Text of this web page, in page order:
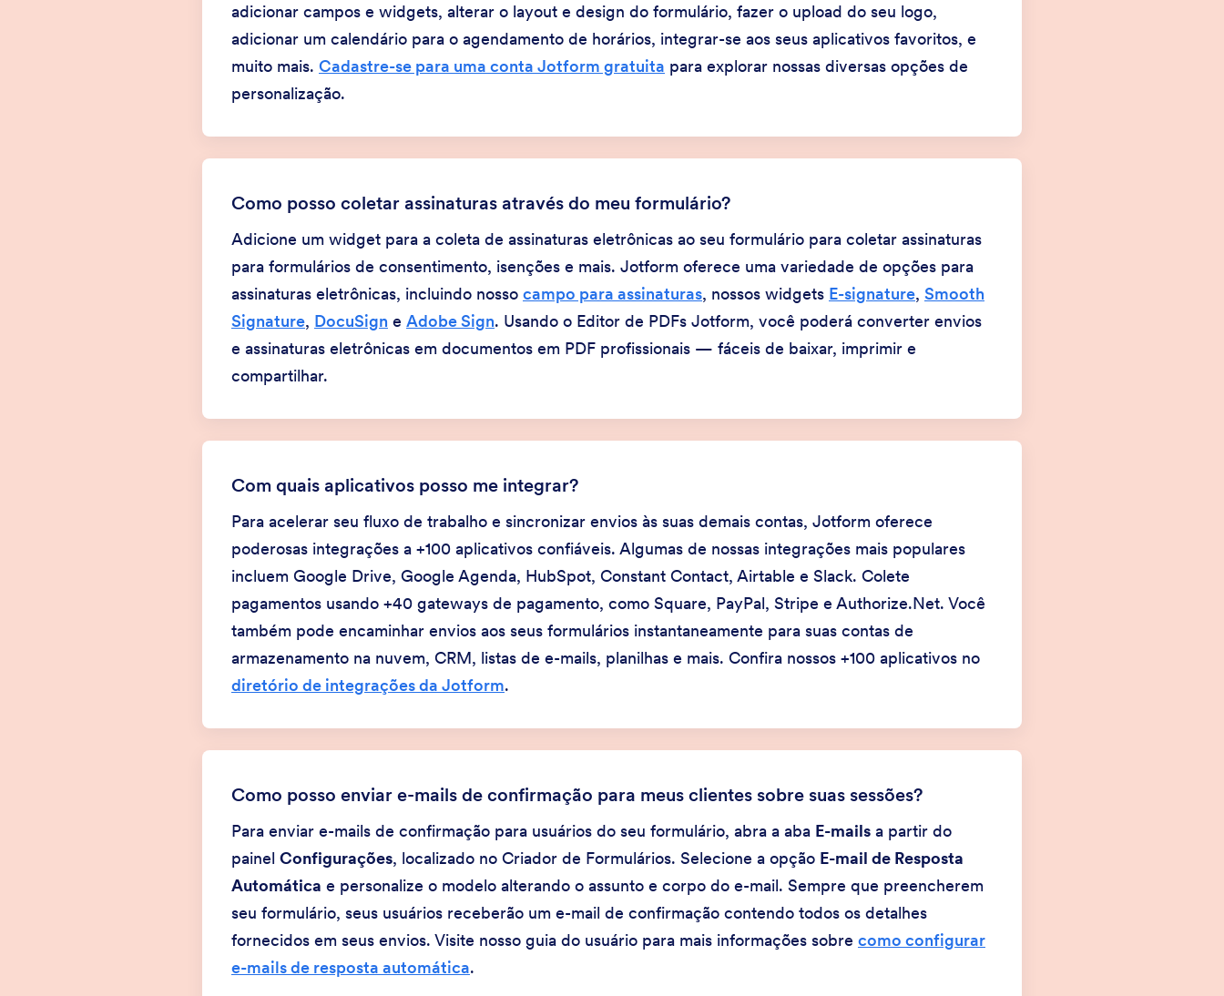
adicionar campos e widgets, alterar o layout e design do formulário, fazer o upload do seu logo,
adicionar um calendário para o agendamento de horários, integrar-se aos seus aplicativos favoritos, e
muito mais. Cadastre-se para uma conta Jotform gratuita para explorar nossas diversas opções de
personalização.
Como posso coletar assinaturas através do meu formulário?
Adicione um widget para a coleta de assinaturas eletrônicas ao seu formulário para coletar assinaturas
para formulários de consentimento, isenções e mais. Jotform oferece uma variedade de opções para
assinaturas eletrônicas, incluindo nosso campo para assinaturas, nossos widgets E-signature, Smooth
Signature, DocuSign e Adobe Sign. Usando o Editor de PDFs Jotform, você poderá converter envios
e assinaturas eletrônicas em documentos em PDF profissionais — fáceis de baixar, imprimir e
compartilhar.
Com quais aplicativos posso me integrar?
Para acelerar seu fluxo de trabalho e sincronizar envios às suas demais contas, Jotform oferece
poderosas integrações a +100 aplicativos confiáveis. Algumas de nossas integrações mais populares
incluem Google Drive, Google Agenda, HubSpot, Constant Contact, Airtable e Slack. Colete
pagamentos usando +40 gateways de pagamento, como Square, PayPal, Stripe e Authorize.Net. Você
também pode encaminhar envios aos seus formulários instantaneamente para suas contas de
armazenamento na nuvem, CRM, listas de e-mails, planilhas e mais. Confira nossos +100 aplicativos no
diretório de integrações da Jotform.
Como posso enviar e-mails de confirmação para meus clientes sobre suas sessões?
Para enviar e-mails de confirmação para usuários do seu formulário, abra a aba E-mailsa partir do
painel Configurações, localizado no Criador de Formulários. Selecione a opção E-mail de Resposta
Automática e personalize o modelo alterando o assunto e corpo do e-mail. Sempre que preencherem
seu formulário, seus usuários receberão um e-mail de confirmação contendo todos os detalhes
fornecidos em seus envios. Visite nosso guia do usuário para mais informações sobre como configurar
e-mails de resposta automática.